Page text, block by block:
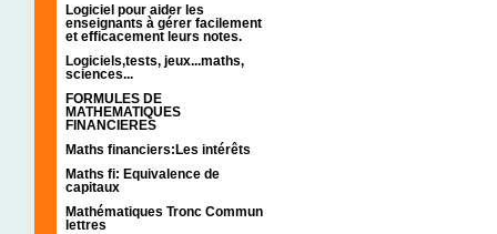
Logiciel pour aider les
enseignants à gérer facilement
et efficacement leurs notes.
Logiciels,tests, jeux...maths,
sciences...
FORMULES DE
MATHEMATIQUES
FINANCIERES
Maths financiers:Les intérêts
Maths fi: Equivalence de
capitaux
Mathématiques Tronc Commun
lettres